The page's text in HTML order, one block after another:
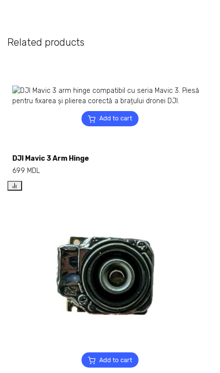
Related products
Add to cart
DJI Mavic 3 Arm Hinge
699 MDL
Add to cart